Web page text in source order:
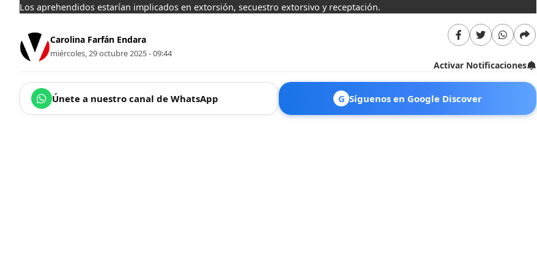
Los aprehendidos estarían implicados en extorsión, secuestro extorsivo y receptación.
Carolina Farfán Endara
miércoles, 29 octubre 2025 - 09:44
Activar Notificaciones
Únete a nuestro canal de WhatsApp G Síguenos en Google Discover